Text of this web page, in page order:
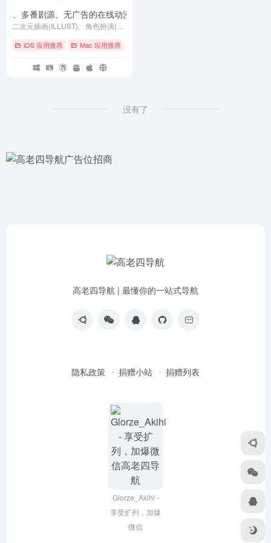
、多番剧源、无广告的在线动漫追番看图弹幕 APP
iOS 应用推荐 Mac 应用推荐
没有了
高老四导航 | 最懂你的一站式导航
隐私政策 捐赠小站 捐赠列表
Glorze_Akihi -
享受扩列，加爆
微信